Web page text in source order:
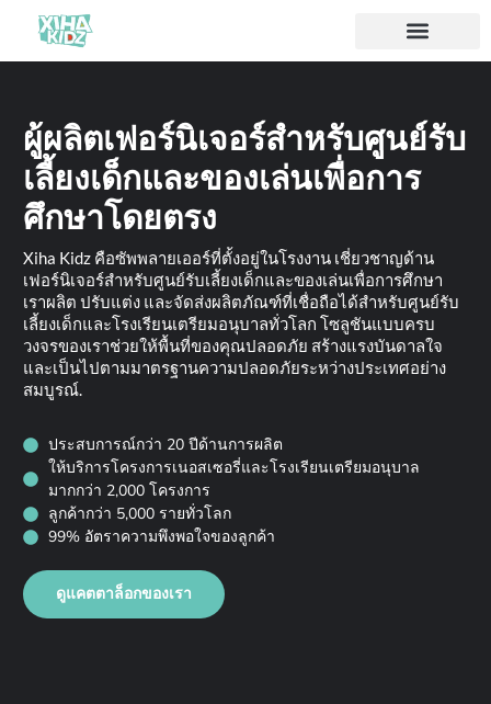
ผู้ผลิตเฟอร์นิเจอร์สำหรับศูนย์รับ
เลี้ยงเด็กและของเล่นเพื่อการ
ศึกษาโดยตรง
Xiha Kidz คือซัพพลายเออร์ที่ตั้งอยู่ในโรงงาน เชี่ยวชาญด้าน
เฟอร์นิเจอร์สำหรับศูนย์รับเลี้ยงเด็กและของเล่นเพื่อการศึกษา
เราผลิต ปรับแต่ง และจัดส่งผลิตภัณฑ์ที่เชื่อถือได้สำหรับศูนย์รับ
เลี้ยงเด็กและโรงเรียนเตรียมอนุบาลทั่วโลก โซลูชันแบบครบ
วงจรของเราช่วยให้พื้นที่ของคุณปลอดภัย สร้างแรงบันดาลใจ
และเป็นไปตามมาตรฐานความปลอดภัยระหว่างประเทศอย่าง
สมบูรณ์.
ประสบการณ์กว่า 20 ปีด้านการผลิต
ให้บริการโครงการเนอสเซอรี่และโรงเรียนเตรียมอนุบาล
มากกว่า 2,000 โครงการ
ลูกค้ากว่า 5,000 รายทั่วโลก
99% อัตราความพึงพอใจของลูกค้า
ดูแคตตาล็อกของเรา